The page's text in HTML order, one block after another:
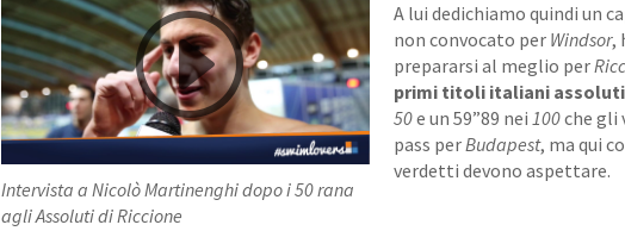
Intervista a Nicolò Martinenghi dopo i 50 rana
agli Assoluti di Riccione
A lui dedichiamo quindi un
non convocato per Windsor,
prepararsi al meglio per
primi titoli italiani assoluti
50e un 59”89 nei 100che gli
pass perBudapest, ma qui
verdetti devono aspettare.